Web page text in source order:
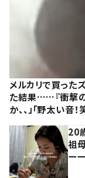
メルカリで買った
た結果……『衝撃の
か、、」「野太い音！
20
祖
ー